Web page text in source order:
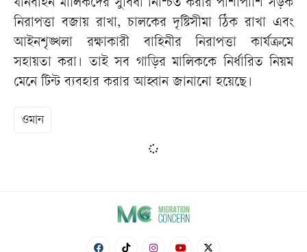
যানবাহন মালিকদের সুবিধা নিশ্চিত করার পাশাপাশি সড়ক
নিরাপত্তা বজায় রাখা, চালকের দৃষ্টিসীমা ঠিক রাখা এবং
আইনশৃঙ্খলা রক্ষাকারী বাহিনীর নিরাপত্তা কার্যক্রমে
সহায়তা করা। তাই সব গাড়ির মালিককে নির্ধারিত নিয়ম
মেনে টিন্ট ব্যবহার করার আহ্বান জানানো হয়েছে।
ওমান